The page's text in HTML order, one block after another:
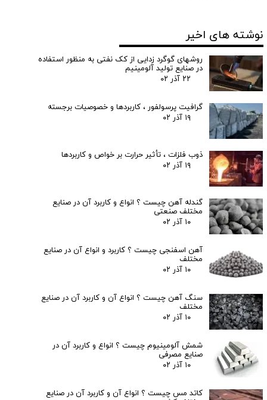
نوشته های اخیر
روشهای گوگرد زدایی از کک نفتی به منظور استفاده
در صنایع تولید آلومینیم
۲۲ آذر ۰۲
گرافیت پرسولفور ، کاربردها و خصوصیات برجسته
۱۹ آذر ۰۲
ذوب فلزات ، تأثیر حرارت بر خواص و کاربردها
۱۹ آذر ۰۲
گندله آهن چیست ؟ انواع و کاربرد آن در صنایع
مختلف صنعتی
۱۰ آذر ۰۲
آهن اسفنجی چیست ؟ کاربرد و انواع آن در صنایع
مختلف
۱۰ آذر ۰۲
سنگ آهن چیست ؟ انواع آن و کاربرد آن در صنایع
مختلف
۱۰ آذر ۰۲
شمش آلومینیوم چیست ؟ انواع و کاربرد آن در
صنایع مصرفی
۱۰ آذر ۰۲
کاتد مس چیست ؟ انواع آن و کاربرد آن در صنایع